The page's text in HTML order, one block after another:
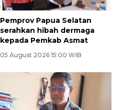
Pemprov Papua Selatan
serahkan hibah dermaga
kepada Pemkab Asmat
05 August 2026 15:00 WIB